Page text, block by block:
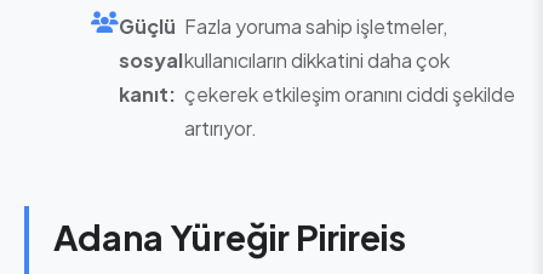
Güçlü
sosyal
kanıt:
Fazla yoruma sahip işletmeler,
kullanıcıların dikkatini daha çok
çekerek etkileşim oranını ciddi şekilde
artırıyor.
Adana Yüreğir Pirireis